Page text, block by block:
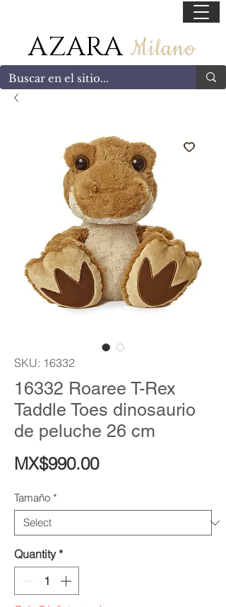
AZARA Milano
SKU: 16332
16332 Roaree T-Rex
Taddle Toes dinosaurio
de peluche 26 cm
MX$990.00Price
Tamaño *
Quantity *